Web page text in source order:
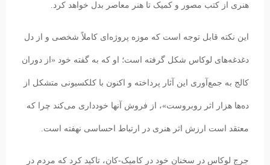
هنری از کتب مصور و کمیک تا هنر معاصر بدل خواهد کرد.
این نکته قابل توجه است که موزه پروژه‌ای کاملاً شخصی و از دل
دغدغه‌های لوکاس شکل گرفته است؛ او که به گفته خود «از دوران
کالج به جمع‌آوری این آثار پرداخته و اکنون با کلکسیونی متشکل از
ده‌ها هزار اثر روبروست»، از فروش آنها خودداری می‌کند چرا که
معتقد است ارزش اثر هنری در ارتباط احساسی نهفته است.
جرج لوکاس در سخنان خود در کامیک-کان، تاکید کرد که مردم در